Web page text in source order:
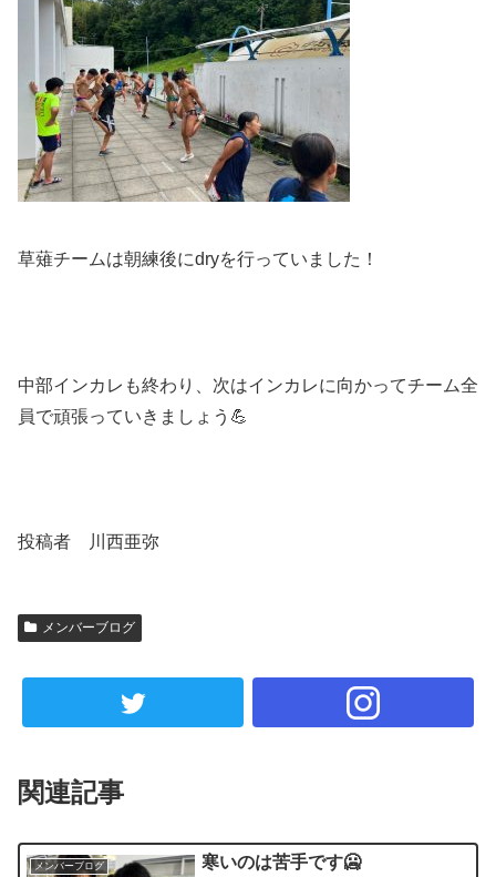
草薙チームは朝練後にdryを行っていました！
中部インカレも終わり、次はインカレに向かってチーム全
員で頑張っていきましょう💪
投稿者 川西亜弥
メンバーブログ
関連記事
メンバーブログ 寒いのは苦手です🥶